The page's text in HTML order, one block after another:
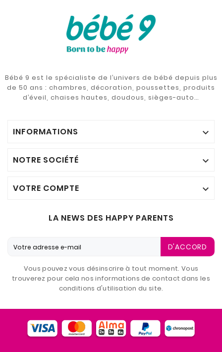
Bébé 9 est le spécialiste de l’univers de bébé depuis plus
de 50 ans : chambres, décoration, poussettes, produits
d’éveil, chaises hautes, doudous, sièges-auto…
INFORMATIONS 
NOTRE SOCIÉTÉ 
VOTRE COMPTE 
LA NEWS DES HAPPY PARENTS
D'ACCORD
Vous pouvez vous désinscrire à tout moment. Vous
trouverez pour cela nos informations de contact dans les
conditions d'utilisation du site.